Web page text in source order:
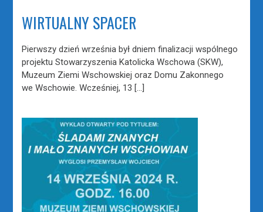
WIRTUALNY SPACER
Pierwszy dzień września był dniem finalizacji wspólnego
projektu Stowarzyszenia Katolicka Wschowa (SKW),
Muzeum Ziemi Wschowskiej oraz Domu Zakonnego
we Wschowie. Wcześniej, 13 […]